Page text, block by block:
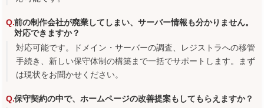
前の制作会社が廃業してしまい、サーバー情報も分かりません。
対応できますか？
対応可能です。ドメイン・サーバーの調査、レジストラへの移管
手続き、新しい保守体制の構築まで一括でサポートします。まず
は現状をお聞かせください。
保守契約の中で、ホームページの改善提案もしてもらえますか？